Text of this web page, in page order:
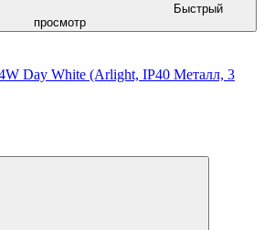
Быстрый
просмотр
Day White (Arlight, IP40 Металл, 3